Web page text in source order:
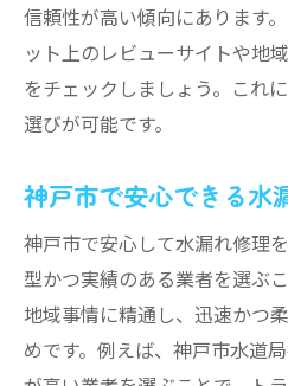
信頼性が高い傾向にあります
ット上のレビューサイトや地
をチェックしましょう。これ
選びが可能です。
神戸市で安心できる水
神戸市で安心して水漏れ修理
型かつ実績のある業者を選ぶ
地域事情に精通し、迅速かつ
めです。例えば、神戸市水道